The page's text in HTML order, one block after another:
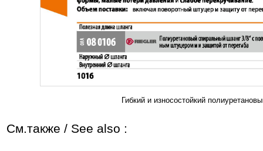
Гибкий и износостойкий
См.также / See also :